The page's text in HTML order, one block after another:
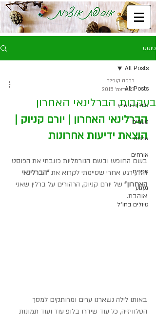
פוסט
All Posts
טיולים בארץ
טעמים
אמנות
אורחים
ספרים
געגוע
טיולים בחו"ל
All Posts
בעקבות הברלינאי האחרון
רבקה קופלר
27 בדצמ׳ 2015
הברלינאי האחרון | יורם קניוק |
הוצאת ידיעות אחרונות
בשם החופש ובשם הנורמליות כתבתי את הפוסט
הזה, רגע אחרי שסיימתי לקרוא את “הברלינאי
האחרון” של יורם קניוק, הרהורים על ברלין שאני
אוהבת.
באותו לילה נשארנו ערים ומרותקים למסך
הטלוויזיה, כל עוד שידרו בלופ עוד ועוד תמונות